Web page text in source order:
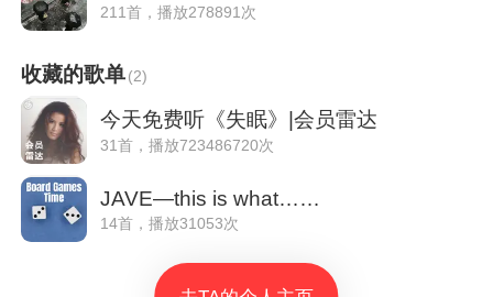
211首，播放278891次
收藏的歌单(2)
今天免费听《失眠》|会员雷达
31首，播放723486720次
JAVE—this is what……
14首，播放31053次